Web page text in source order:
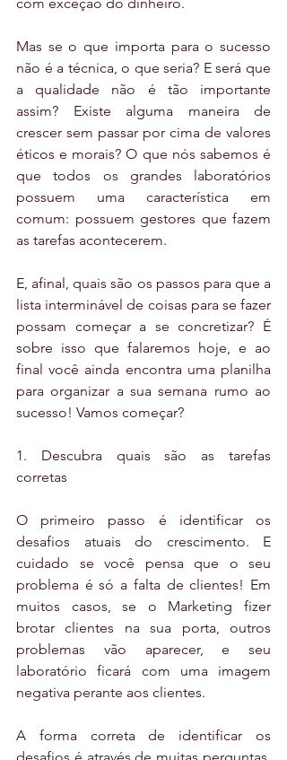
Mas se o que importa para o sucesso
não é a técnica, o que seria? E será que
a qualidade não é tão importante
assim? Existe alguma maneira de
crescer sem passar por cima de valores
éticos e morais? O que nós sabemos é
que todos os grandes laboratórios
possuem uma característica em
comum: possuem gestores que fazem
as tarefas acontecerem.
E, afinal, quais são os passos para que a
lista interminável de coisas para se fazer
possam começar a se concretizar? É
sobre isso que falaremos hoje, e ao
final você ainda encontra uma planilha
para organizar a sua semana rumo ao
sucesso! Vamos começar?
1. Descubra quais são as tarefas
corretas
O primeiro passo é identificar os
desafios atuais do crescimento. E
cuidado se você pensa que o seu
problema é só a falta de clientes! Em
muitos casos, se o Marketing fizer
brotar clientes na sua porta, outros
problemas vão aparecer, e seu
laboratório ficará com uma imagem
negativa perante aos clientes.
A forma correta de identificar os